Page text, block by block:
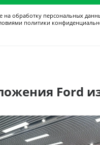
наобработку персональных
политики
Ford